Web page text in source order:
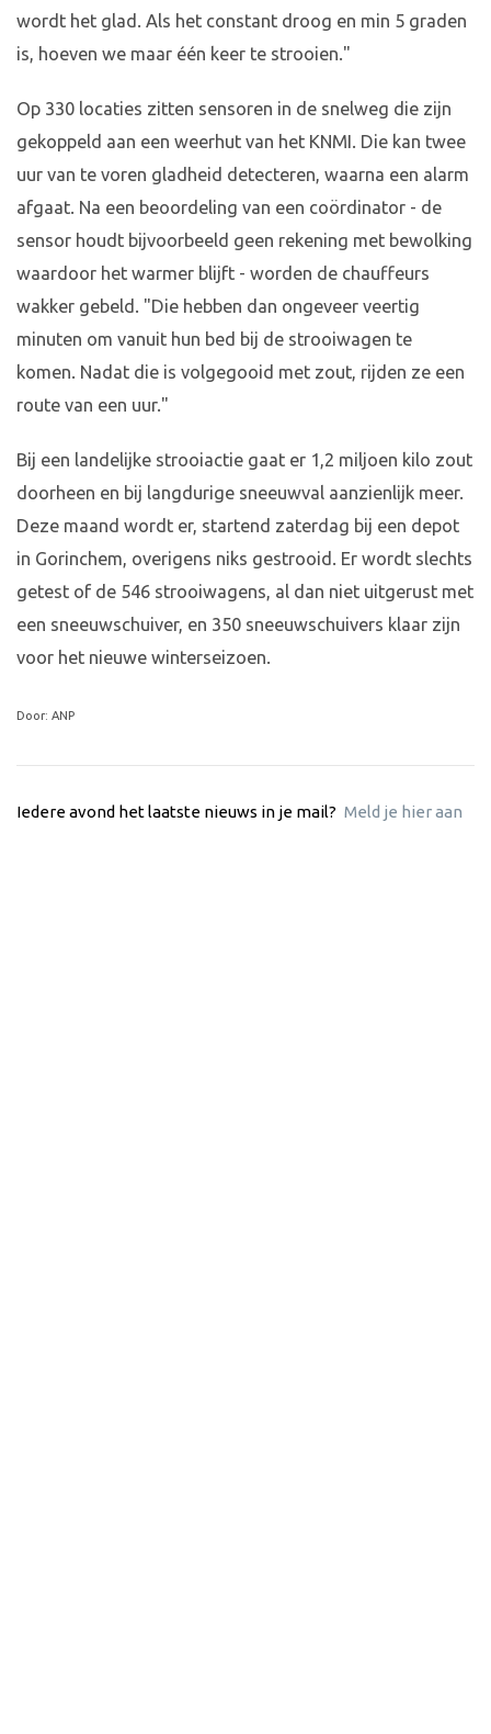
wordt het glad. Als het constant droog en min 5 graden
is, hoeven we maar één keer te strooien."
Op 330 locaties zitten sensoren in de snelweg die zijn
gekoppeld aan een weerhut van het KNMI. Die kan twee
uur van te voren gladheid detecteren, waarna een alarm
afgaat. Na een beoordeling van een coördinator - de
sensor houdt bijvoorbeeld geen rekening met bewolking
waardoor het warmer blijft - worden de chauffeurs
wakker gebeld. "Die hebben dan ongeveer veertig
minuten om vanuit hun bed bij de strooiwagen te
komen. Nadat die is volgegooid met zout, rijden ze een
route van een uur."
Bij een landelijke strooiactie gaat er 1,2 miljoen kilo zout
doorheen en bij langdurige sneeuwval aanzienlijk meer.
Deze maand wordt er, startend zaterdag bij een depot
in Gorinchem, overigens niks gestrooid. Er wordt slechts
getest of de 546 strooiwagens, al dan niet uitgerust met
een sneeuwschuiver, en 350 sneeuwschuivers klaar zijn
voor het nieuwe winterseizoen.
Door: ANP
Iedere avond het laatste nieuws in je mail? Meld je hier aan